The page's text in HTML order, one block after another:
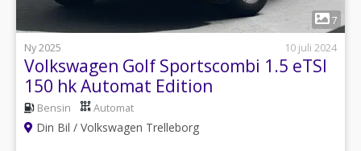
7
Ny 2025
10 juli 2024
Volkswagen Golf Sportscombi 1.5 eTSI
150 hk Automat Edition
Bensin Automat
Din Bil / Volkswagen Trelleborg